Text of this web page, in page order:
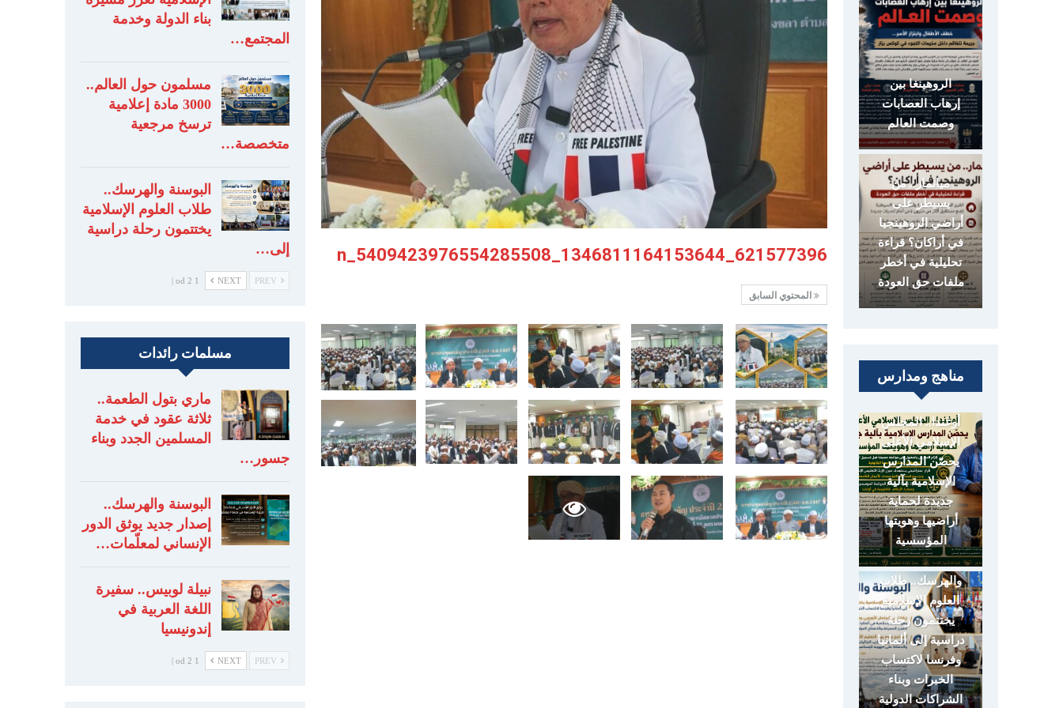
621577396_1346811164153644_5409423976554285508_n
المحتوي السابق
بناء الدولة وخدمة
المجتمع…
مسلمون حول العالم..
3000 مادة إعلامية
ترسخ مرجعية
متخصصة…
البوسنة والهرسك..
طلاب العلوم الإسلامية
يختتمون رحلة دراسية
إلى…
NEXT
1 od 2 |
مسلمات رائدات
ماري بتول الطعمة..
ثلاثة عقود في خدمة
المسلمين الجدد وبناء
جسور…
البوسنة والهرسك..
إصدار جديد يوثق الدور
الإنساني لمعلّمات…
نبيلة لوبيس.. سفيرة
اللغة العربية في
إندونيسيا
NEXT
1 od 2 |
الروهينغا بين
إرهاب العصابات
وصمت العالم
ميانمار.. من
يسيطر على
أراضي الروهينجيا
في أراكان؟ قراءة
تحليلية في أخطر
ملفات حق العودة
مناهج ومدارس
أوغندا.. المجلس
الإسلامي الأعلى
يحصّن المدارس
الإسلامية بآلية
جديدة لحماية
أراضيها وهويتها
المؤسسية
البوسنة
والهرسك.. طلاب
العلوم الإسلامية
يختتمون رحلة
دراسية إلى ألمانيا
وفرنسا لاكتساب
الخبرات وبناء
الشراكات الدولية